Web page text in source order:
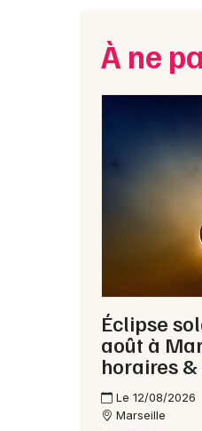
À ne
Éclipse
août à
horaires
Le 12/08/2026
Marseille